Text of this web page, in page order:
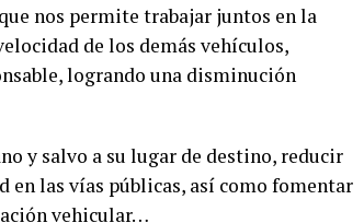
nos permite trabajar juntos en la
de los demás vehículos,
logrando una disminución
y salvo a su lugar de destino, reducir
en las vías públicas, así como fomentar
vehicular…